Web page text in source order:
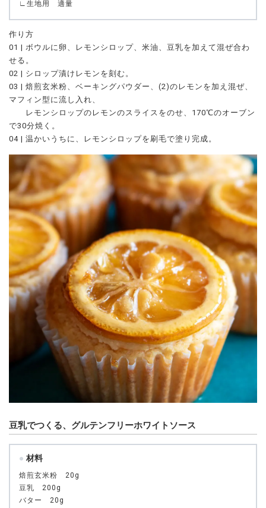
∟生地用 適量
作り方
01 | ボウルに卵、レモンシロップ、米油、豆乳を加えて混ぜ合わ
せる。
02 | シロップ漬けレモンを刻む。
03 | 焙煎玄米粉、ベーキングパウダー、(2)のレモンを加え混ぜ、
マフィン型に流し入れ、
レモンシロップのレモンのスライスをのせ、170℃のオーブン
で30分焼く。
04 | 温かいうちに、レモンシロップを刷毛で塗り完成。
豆乳でつくる、グルテンフリーホワイトソース
材料
焙煎玄米粉 20g
豆乳 200g
バター 20g